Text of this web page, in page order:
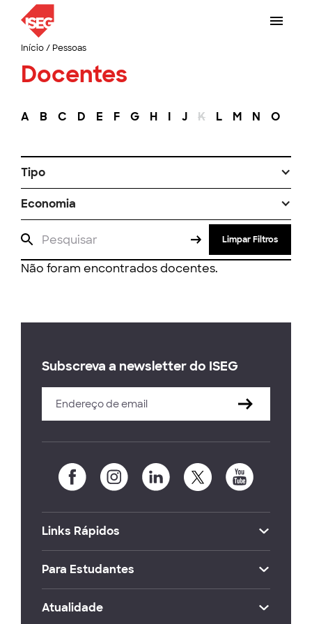
Início/ Pessoas
Docentes
A B C D E F G H I J K L M N O
Tipo
Economia
Limpar Filtros
Não foram encontrados docentes.
Subscreva a newsletter do ISEG
Links Rápidos
Para Estudantes
Atualidade